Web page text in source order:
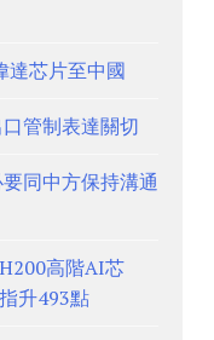
達芯片至中國
管制表達關切
同中方保持溝通
高階AI芯
升493點